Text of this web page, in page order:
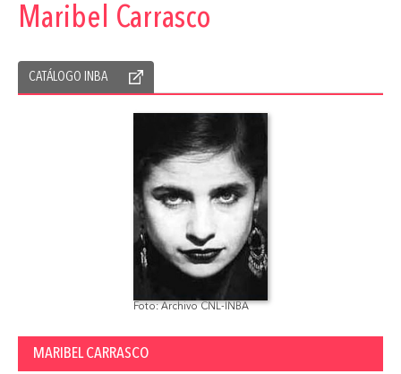
Maribel Carrasco
CATÁLOGO INBA
Foto: Archivo CNL-INBA
MARIBEL CARRASCO